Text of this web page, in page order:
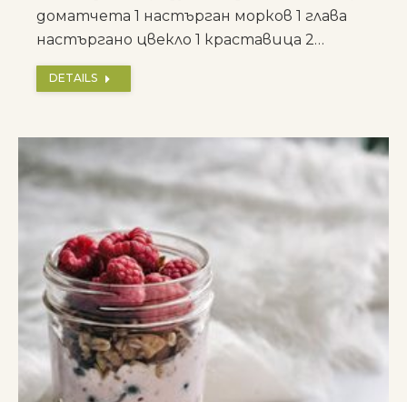
доматчета 1 настърган морков 1 глава
настъргано цвекло 1 краставица 2…
DETAILS